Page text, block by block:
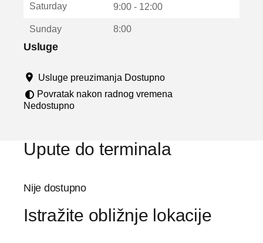
u
Saturday 9:00 - 12:00
Sunday 8:00
Usluge
Usluge preuzimanja Dostupno
Povratak nakon radnog vremena
Nedostupno
Upute do terminala
Nije dostupno
Istražite obližnje lokacije